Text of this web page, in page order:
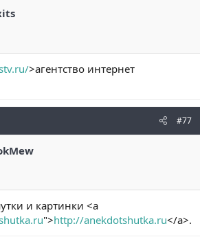
>агентство интернет
#77
и картинки <a
">http://anekdotshutka.ru</a>.